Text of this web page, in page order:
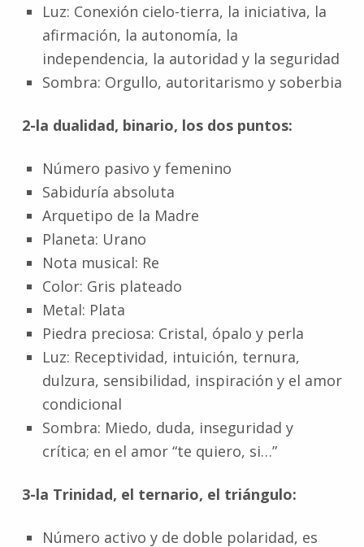
Luz: Conexión cielo-tierra, la iniciativa, la
afirmación, la autonomía, la
independencia, la autoridad y la seguridad
Sombra: Orgullo, autoritarismo y soberbia
2-la dualidad, binario, los dos puntos:
Número pasivo y femenino
Sabiduría absoluta
Arquetipo de la Madre
Planeta: Urano
Nota musical: Re
Color: Gris plateado
Metal: Plata
Piedra preciosa: Cristal, ópalo y perla
Luz: Receptividad, intuición, ternura,
dulzura, sensibilidad, inspiración y el amor
condicional
Sombra: Miedo, duda, inseguridad y
crítica; en el amor “te quiero, si…”
3-la Trinidad, el ternario, el triángulo:
Número activo y de doble polaridad, es